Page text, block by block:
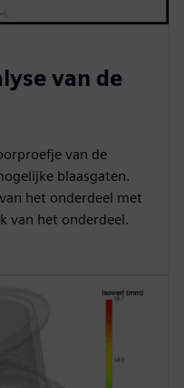
van de
van de
blaasgaten.
het onderdeel met
van het onderdeel.